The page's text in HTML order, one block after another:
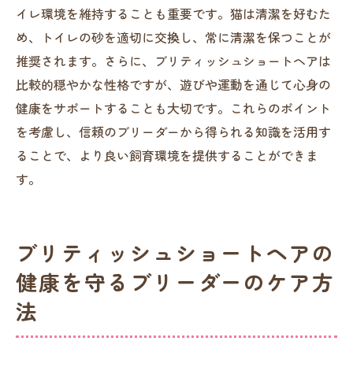
イレ環境を維持することも重要です。猫は清潔を好むた
め、トイレの砂を適切に交換し、常に清潔を保つことが
推奨されます。さらに、ブリティッシュショートヘアは
比較的穏やかな性格ですが、遊びや運動を通じて心身の
健康をサポートすることも大切です。これらのポイント
を考慮し、信頼のブリーダーから得られる知識を活用す
ることで、より良い飼育環境を提供することができま
す。
ブリティッシュショートヘアの
健康を守るブリーダーのケア方
法